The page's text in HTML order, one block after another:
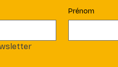
Prénom